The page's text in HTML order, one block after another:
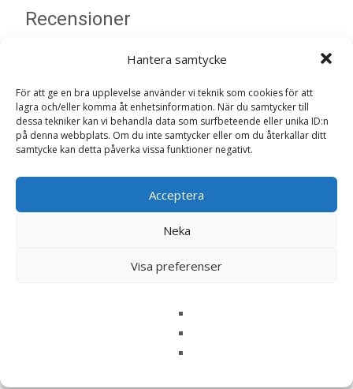
Hantera samtycke
För att ge en bra upplevelse använder vi teknik som cookies för att
lagra och/eller komma åt enhetsinformation. När du samtycker till
dessa tekniker kan vi behandla data som surfbeteende eller unika ID:n
på denna webbplats. Om du inte samtycker eller om du återkallar ditt
samtycke kan detta påverka vissa funktioner negativt.
Acceptera
Neka
Visa preferenser
Recensioner
Det finns inga recensioner än.
Bli först med att recensera ”Torrfoder
Puppy Junior till Hund – 17 kg – Acana”
Din e-postadress kommer inte publiceras. Obligatoriska fält
är märkta *